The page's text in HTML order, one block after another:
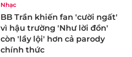
Nhạc
BB Trần khiến fan 'cười ngất'
vì hậu trường 'Như lời đồn'
còn 'lầy lội' hơn cả parody
chính thức